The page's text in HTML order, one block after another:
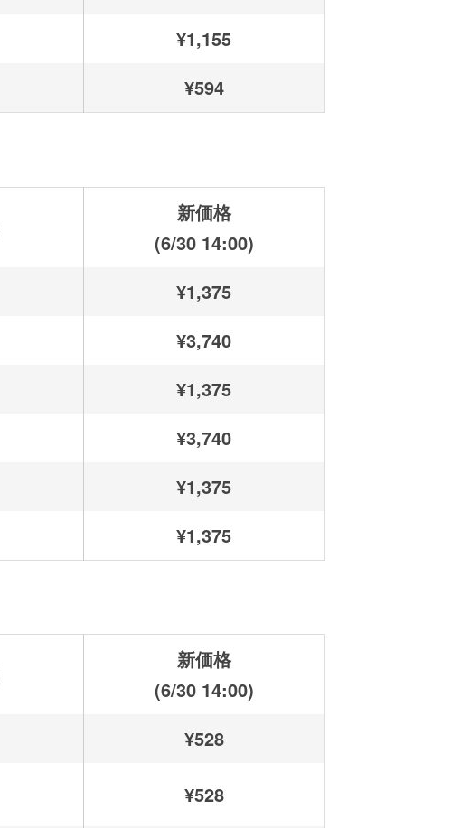
¥1,155
¥594
新価格
(6/30 14:00)
¥1,375
¥3,740
¥1,375
¥3,740
¥1,375
¥1,375
新価格
(6/30 14:00)
¥528
¥528